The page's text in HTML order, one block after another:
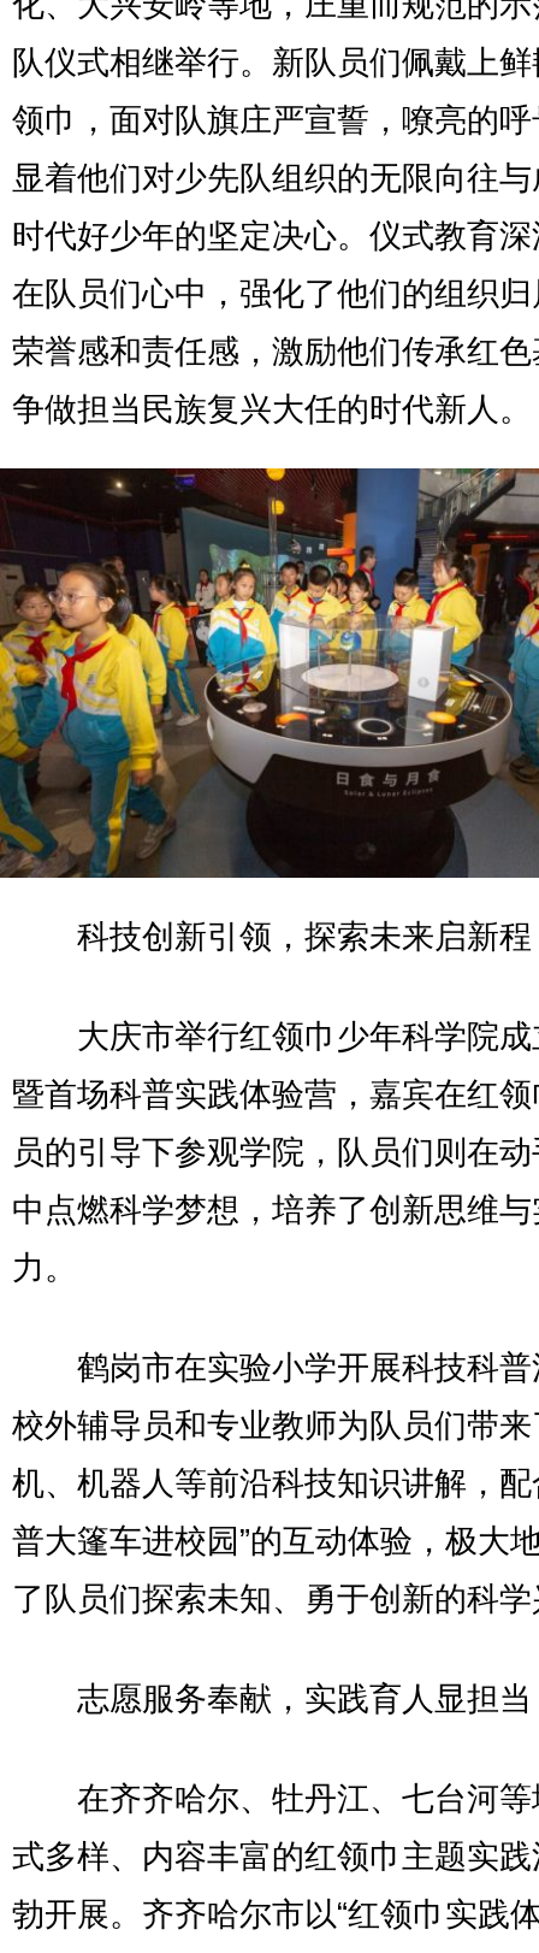
队仪式相继举行。新队员们佩戴上
领巾，面对队旗庄严宣誓，嘹亮的
显着他们对少先队组织的无限向往
时代好少年的坚定决心。仪式教育
在队员们心中，强化了他们的组织
荣誉感和责任感，激励他们传承红
争做担当民族复兴大任的时代新人。
科技创新引领，探索未来启新程
大庆市举行红领巾少年科学院成
暨首场科普实践体验营，嘉宾在红
员的引导下参观学院，队员们则在
中点燃科学梦想，培养了创新思维
力。
鹤岗市在实验小学开展科技科普
校外辅导员和专业教师为队员们带
机、机器人等前沿科技知识讲解，配
普大篷车进校园”的互动体验，极大
了队员们探索未知、勇于创新的科
志愿服务奉献，实践育人显担当
在齐齐哈尔、牡丹江、七台河等
式多样、内容丰富的红领巾主题实
勃开展。齐齐哈尔市以“红领巾实践